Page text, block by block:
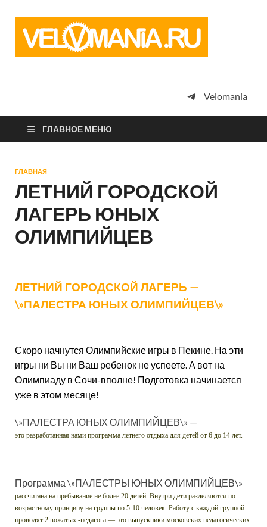
просто
Velomania
ГЛАВНОЕ МЕНЮ
ГЛАВНАЯ
ЛЕТНИЙ ГОРОДСКОЙ
ЛАГЕРЬ ЮНЫХ
ОЛИМПИЙЦЕВ
ЛЕТНИЙ ГОРОДСКОЙ ЛАГЕРЬ —
\»ПАЛЕСТРА ЮНЫХ ОЛИМПИЙЦЕВ\»
Скоро начнутся Олимпийские игры в Пекине. На эти
игры ни Вы ни Ваш ребенок не успеете. А вот на
Олимпиаду в Сочи-вполне! Подготовка начинается
уже в этом месяце!
\»ПАЛЕСТРА ЮНЫХ ОЛИМПИЙЦЕВ\» —
это разработанная нами программа летнего отдыха для детей от 6 до 14 лет.
Программа \»ПАЛЕСТРЫ ЮНЫХ ОЛИМПИЙЦЕВ\»
рассчитана на пребывание не более 20 детей. Внутри дети разделяются по
возрастному принципу на группы по 5-10 человек. Работу с каждой группой
проводят 2 вожатых -педагога — это выпускники московских педагогических